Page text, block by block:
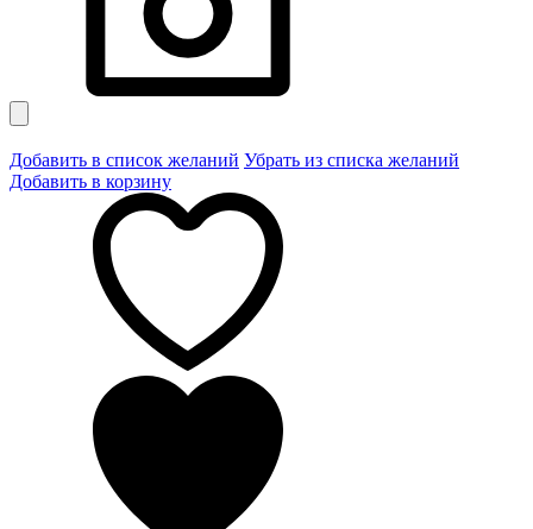
Добавить в список желаний Убрать из списка желаний
Добавить в корзину